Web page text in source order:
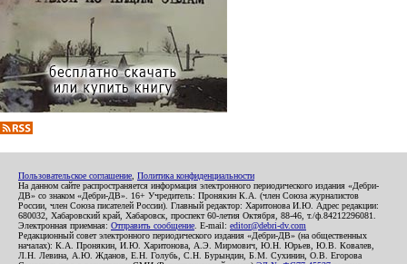
Пользовательское соглашение Политика конфиденциальности
На данном сайте распространяется информация электронного периодического издания «Дебри-
ДВ» со знаком «Дебри-ДВ». 16+ Учредитель: Пронякин К.А. (член Союза журналистов
России, член Союза писателей России). Главный редактор: Харитонова И.Ю. Адрес редакции:
680032, Хабаровский край, Хабаровск, проспект 60-летия Октября, 88-46, т./ф.84212296081.
Электронная приемная: Отправить сообщение . E-mail: editor@debri-dv.com
Редакционный совет электронного периодического издания «Дебри-ДВ» (на общественных
началах): К.А. Пронякин, И.Ю. Харитонова, А.Э. Мирмович, Ю.Н. Юрьев, Ю.В. Ковалев,
Л.Н. Левина, А.Ю. Жданов, Е.Н. Голубь, С.Н. Бурындин, Б.М. Сухинин, О.В. Егорова